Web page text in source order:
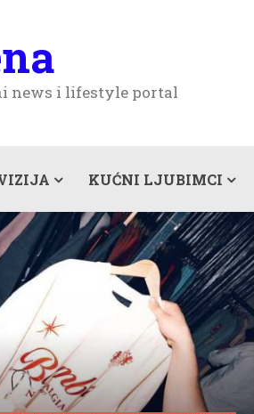
news i lifestyle portal
KUĆNI LJUBIMCI